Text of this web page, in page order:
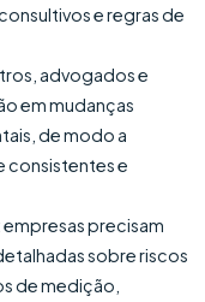
e regras de
advogados e
em mudanças
de modo a
consistentes e
empresas precisam
sobre riscos
de medição,